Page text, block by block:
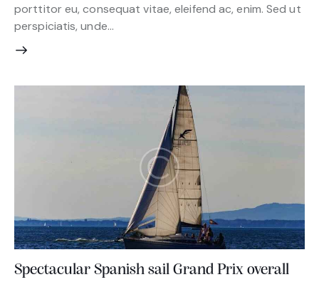
porttitor eu, consequat vitae, eleifend ac, enim. Sed ut
perspiciatis, unde…
Spectacular Spanish sail Grand Prix overall